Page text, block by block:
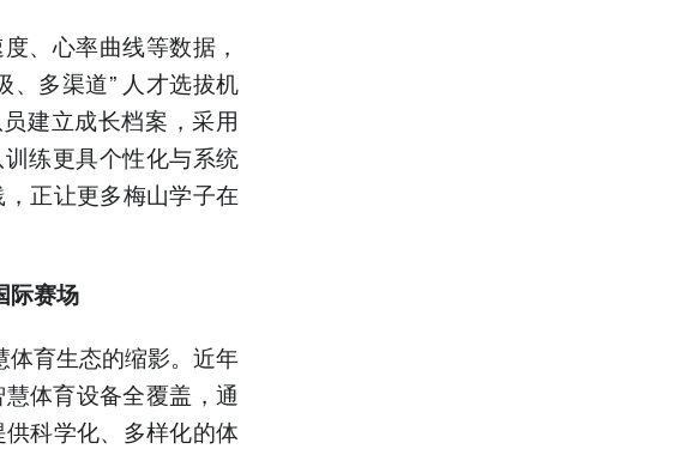
、心率曲线等数据，
、多渠道” 人才选拔机
建立成长档案，采用
练更具个性化与系统
正让更多梅山学子在
际赛场
育生态的缩影。近年
体育设备全覆盖，通
科学化、多样化的体